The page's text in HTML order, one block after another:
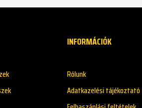
INFORMÁCIÓK
Rólunk
Adatkazelési tájékoztató